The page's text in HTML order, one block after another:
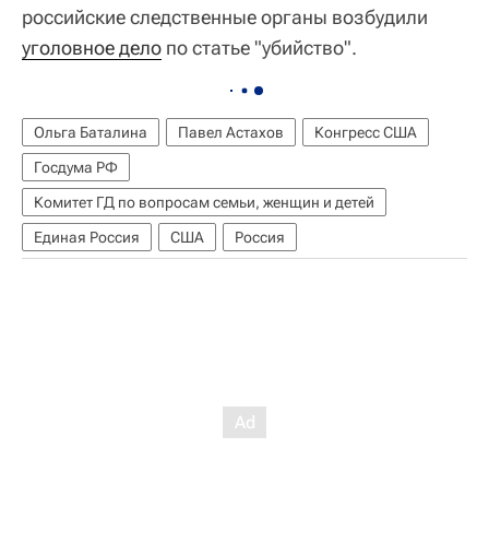
российские следственные органы возбудили
уголовное дело по статье "убийство".
Ольга Баталина Павел Астахов
Конгресс США
Госдума РФ
Комитет ГД по вопросам семьи, женщин и детей
Единая Россия
США Россия